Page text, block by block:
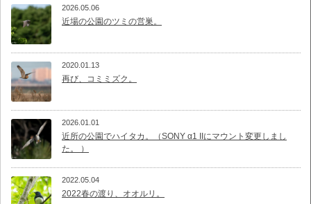
2026.05.06
近場の公園のツミの営巣。
2020.01.13
再び、コミミズク。
2026.01.01
近所の公園でハイタカ。（SONY α1 IIにマウント変更しまし
た。 ）
2022.05.04
2022春の渡り、オオルリ。